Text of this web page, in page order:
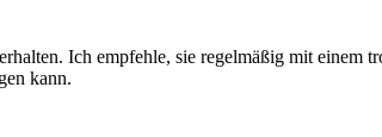
Ich‍ empfehle, ‌sie regelmäßig mit einem
kann.